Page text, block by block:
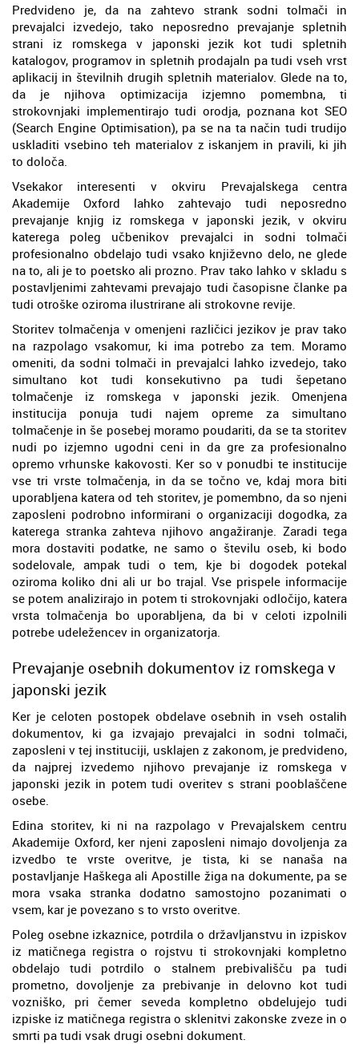
Predvideno je, da na zahtevo strank sodni tolmači in
prevajalci izvedejo, tako neposredno prevajanje spletnih
strani iz romskega v japonski jezik kot tudi spletnih
katalogov, programov in spletnih prodajaln pa tudi vseh vrst
aplikacij in številnih drugih spletnih materialov. Glede na to,
da je njihova optimizacija izjemno pomembna, ti
strokovnjaki implementirajo tudi orodja, poznana kot SEO
(Search Engine Optimisation), pa se na ta način tudi trudijo
uskladiti vsebino teh materialov z iskanjem in pravili, ki jih
to določa.
Vsekakor interesenti v okviru Prevajalskega centra
Akademije Oxford lahko zahtevajo tudi neposredno
prevajanje knjig iz romskega v japonski jezik, v okviru
katerega poleg učbenikov prevajalci in sodni tolmači
profesionalno obdelajo tudi vsako književno delo, ne glede
na to, ali je to poetsko ali prozno. Prav tako lahko v skladu s
postavljenimi zahtevami prevajajo tudi časopisne članke pa
tudi otroške oziroma ilustrirane ali strokovne revije.
Storitev tolmačenja v omenjeni različici jezikov je prav tako
na razpolago vsakomur, ki ima potrebo za tem. Moramo
omeniti, da sodni tolmači in prevajalci lahko izvedejo, tako
simultano kot tudi konsekutivno pa tudi šepetano
tolmačenje iz romskega v japonski jezik. Omenjena
institucija ponuja tudi najem opreme za simultano
tolmačenje in še posebej moramo poudariti, da se ta storitev
nudi po izjemno ugodni ceni in da gre za profesionalno
opremo vrhunske kakovosti. Ker so v ponudbi te institucije
vse tri vrste tolmačenja, in da se točno ve, kdaj mora biti
uporabljena katera od teh storitev, je pomembno, da so njeni
zaposleni podrobno informirani o organizaciji dogodka, za
katerega stranka zahteva njihovo angažiranje. Zaradi tega
mora dostaviti podatke, ne samo o številu oseb, ki bodo
sodelovale, ampak tudi o tem, kje bi dogodek potekal
oziroma koliko dni ali ur bo trajal. Vse prispele informacije
se potem analizirajo in potem ti strokovnjaki odločijo, katera
vrsta tolmačenja bo uporabljena, da bi v celoti izpolnili
potrebe udeležencev in organizatorja.
Prevajanje osebnih dokumentov iz romskega v
japonski jezik
Ker je celoten postopek obdelave osebnih in vseh ostalih
dokumentov, ki ga izvajajo prevajalci in sodni tolmači,
zaposleni v tej instituciji, usklajen z zakonom, je predvideno,
da najprej izvedemo njihovo prevajanje iz romskega v
japonski jezik in potem tudi overitev s strani pooblaščene
osebe.
Edina storitev, ki ni na razpolago v Prevajalskem centru
Akademije Oxford, ker njeni zaposleni nimajo dovoljenja za
izvedbo te vrste overitve, je tista, ki se nanaša na
postavljanje Haškega ali Apostille žiga na dokumente, pa se
mora vsaka stranka dodatno samostojno pozanimati o
vsem, kar je povezano s to vrsto overitve.
Poleg osebne izkaznice, potrdila o državljanstvu in izpiskov
iz matičnega registra o rojstvu ti strokovnjaki kompletno
obdelajo tudi potrdilo o stalnem prebivališču pa tudi
prometno, dovoljenje za prebivanje in delovno kot tudi
vozniško, pri čemer seveda kompletno obdelujejo tudi
izpiske iz matičnega registra o sklenitvi zakonske zveze in o
smrti pa tudi vsak drugi osebni dokument.